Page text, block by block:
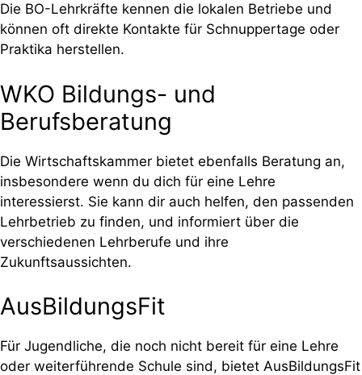
Die BO-Lehrkräfte kennen die lokalen Betriebe und
können oft direkte Kontakte für Schnuppertage oder
Praktika herstellen.
WKO Bildungs- und
Berufsberatung
Die Wirtschaftskammer bietet ebenfalls Beratung an,
insbesondere wenn du dich für eine Lehre
interessierst. Sie kann dir auch helfen, den passenden
Lehrbetrieb zu finden, und informiert über die
verschiedenen Lehrberufe und ihre
Zukunftsaussichten.
AusBildungsFit
Für Jugendliche, die noch nicht bereit für eine Lehre
oder weiterführende Schule sind, bietet AusBildungsFit